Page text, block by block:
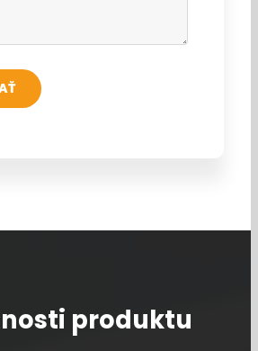
produktu